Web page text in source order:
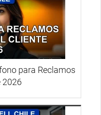
para Reclamos
2026